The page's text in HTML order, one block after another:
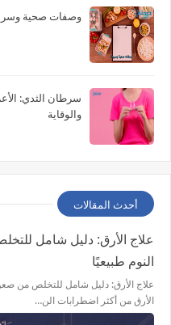
وصفات صحية
سرطان الثدي:
والوقاية
أحدث المقالات
علاج الأرق: دليل شامل
النوم طبيعيًا
علاج الأرق: دليل شامل للتخلص من
الأرق من أكثر اضطرابات الن…